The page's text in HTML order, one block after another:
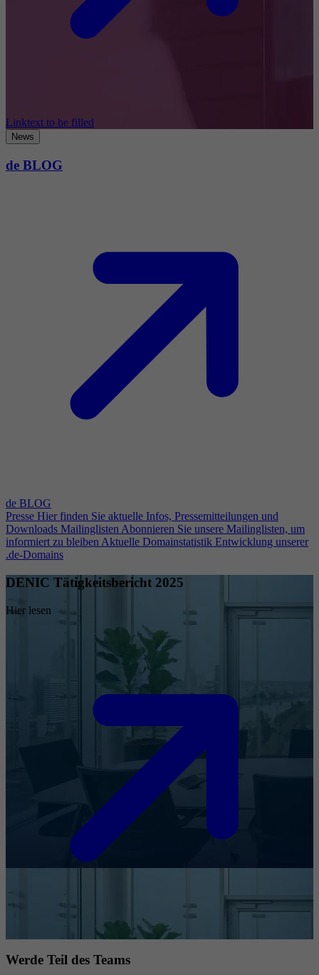
Linktext to be filled
News
de BLOG
de BLOG
Presse Hier finden Sie aktuelle Infos, Pressemitteilungen und
Downloads Mailinglisten Abonnieren Sie unsere Mailinglisten, um
informiert zu bleiben Aktuelle Domainstatistik Entwicklung unserer
.de-Domains
DENIC Tätigkeitsbericht 2025
Hier lesen
Werde Teil des Teams